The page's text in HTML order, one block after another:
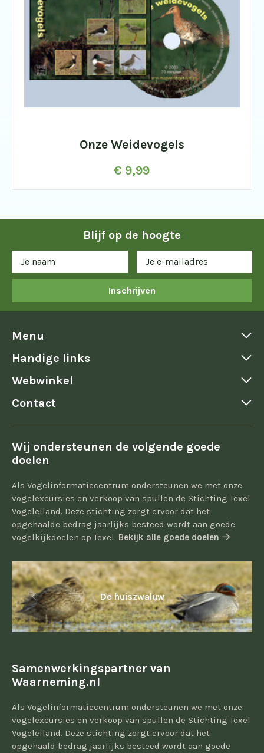
Onze Weidevogels
€ 9,99
Blijf op de hoogte
Inschrijven
Menu
Handige links
Webwinkel
Contact
Wij ondersteunen de volgende goede
doelen
Als Vogelinformatiecentrum ondersteunen we met onze
vogelexcursies en verkoop van spullen de Stichting Texel
Vogeleiland. Deze stichting zorgt ervoor dat het
opgehaalde bedrag jaarlijks besteed wordt aan goede
vogelkijkdoelen op Texel. Bekijk alle goede doelen
De huiszwaluw
Samenwerkingspartner van
Waarneming.nl
Als Vogelinformatiecentrum ondersteunen we met onze
vogelexcursies en verkoop van spullen de Stichting Texel
Vogeleiland. Deze stichting zorgt ervoor dat het
opgehaald bedrag jaarlijks besteed wordt aan goede